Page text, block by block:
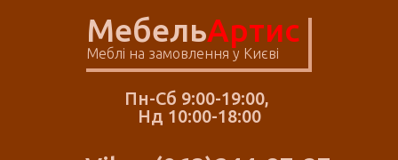
МебельАртис
Меблі на замовлення у Києві
Пн-Сб 9:00-19:00,
Нд 10:00-18:00